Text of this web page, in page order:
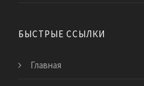
БЫСТРЫЕ ССЫЛКИ
Главная